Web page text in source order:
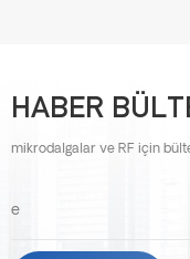
HABER
mikrodalgalar ve RF için